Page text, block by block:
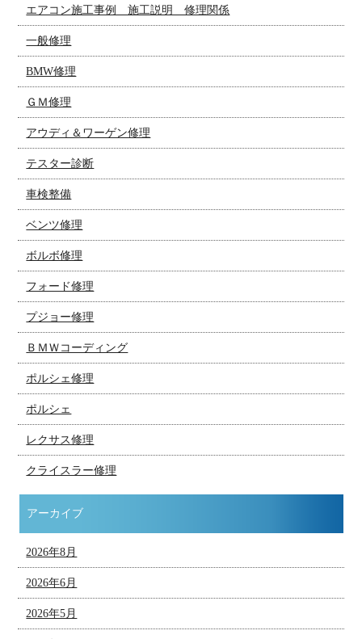
エアコン施工事例 施工説明 修理関係
一般修理
BMW修理
ＧＭ修理
アウディ＆ワーゲン修理
テスター診断
車検整備
ベンツ修理
ボルボ修理
フォード修理
プジョー修理
ＢＭＷコーディング
ポルシェ修理
ポルシェ
レクサス修理
クライスラー修理
アーカイブ
2026年8月
2026年6月
2026年5月